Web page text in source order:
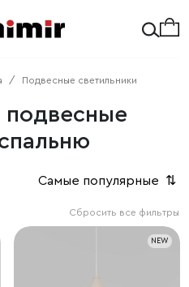
Подвесные светильники
Самые популярные ⇅
Сбросить все фильтры
NEW